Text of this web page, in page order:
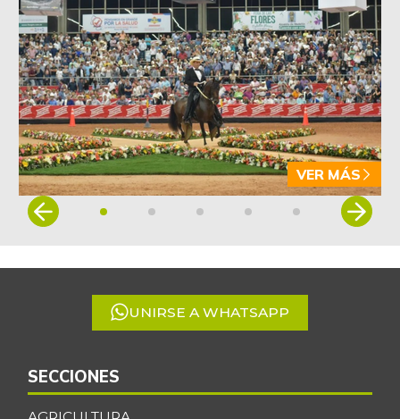
VER MÁS
Item
5
UNIRSE A WHATSAPP
SECCIONES